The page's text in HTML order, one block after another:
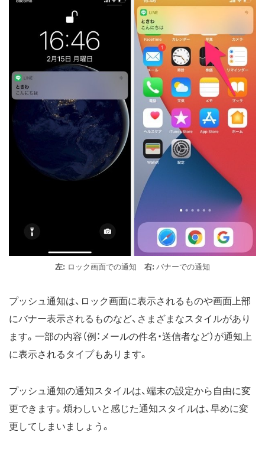
左: ロック画面での通知 右: バナーでの通知
プッシュ通知は、ロック画面に表示されるものや画面上部
にバナー表示されるものなど、さまざまなスタイルがあり
ます。一部の内容（例：メールの件名・送信者など）が通知上
に表示されるタイプもあります。
プッシュ通知の通知スタイルは、端末の設定から自由に変
更できます。煩わしいと感じた通知スタイルは、早めに変
更してしまいましょう。